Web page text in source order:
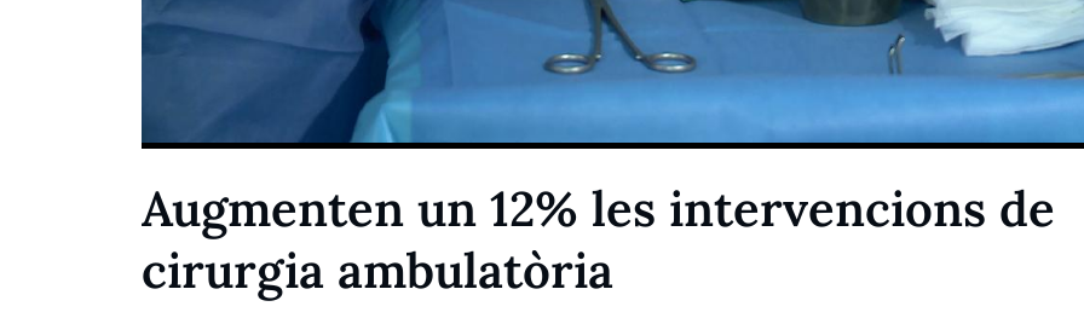
Augmenten un 12% les intervencions de
cirurgia ambulatòria